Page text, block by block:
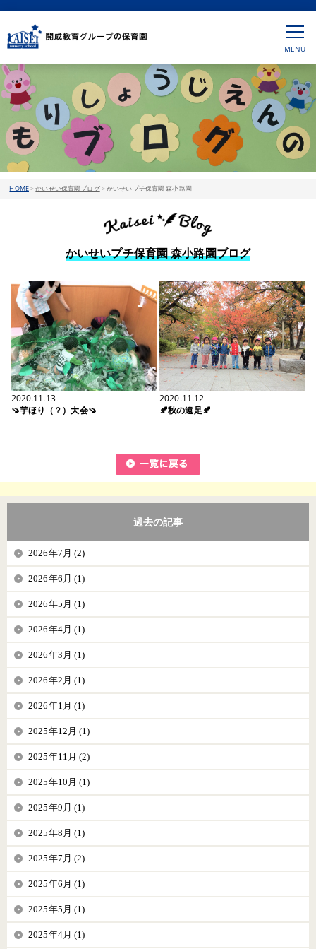
HOME>かいせい保育園ブログ>かいせいプチ保育園 森小路園
かいせいプチ保育園 森小路園ブログ
2020.11.13
🍠芋ほり（？）大会🍠
2020.11.12
🍂秋の遠足🍂
過去の記事
2026年7月 (2)
2026年6月 (1)
2026年5月 (1)
2026年4月 (1)
2026年3月 (1)
2026年2月 (1)
2026年1月 (1)
2025年12月 (1)
2025年11月 (2)
2025年10月 (1)
2025年9月 (1)
2025年8月 (1)
2025年7月 (2)
2025年6月 (1)
2025年5月 (1)
2025年4月 (1)